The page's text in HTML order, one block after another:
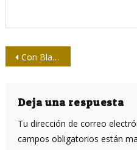
Navegación
entradas
Con Blanquito, un Vecino premiado
Deja una respuesta
Tu dirección de correo
campos obligatorios están